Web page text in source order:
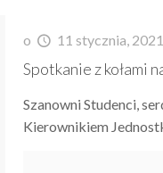
o 11 stycznia, 2021
Spotkanie z kołami
Szanowni Studenci,
Kierownikiem